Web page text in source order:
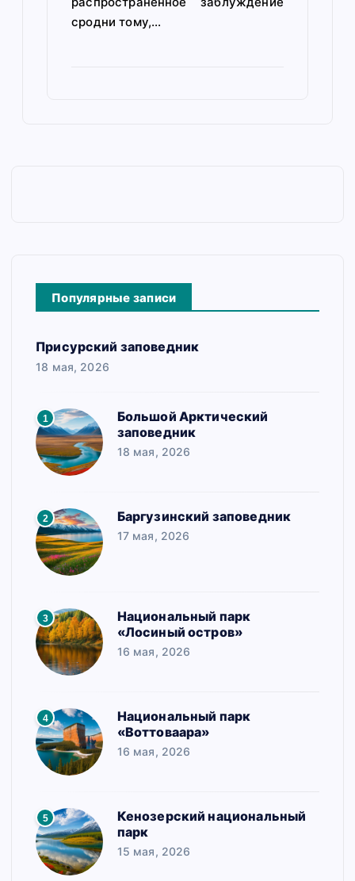
сродни тому,…
Популярные записи
Присурский заповедник
18 мая, 2026
1
Большой Арктический
заповедник
18 мая, 2026
2 Баргузинский заповедник
17 мая, 2026
3
Национальный парк
«Лосиный остров»
16 мая, 2026
4
Национальный парк
«Воттоваара»
16 мая, 2026
5
Кенозерский национальный
парк
15 мая, 2026